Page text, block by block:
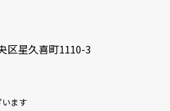
区星久喜町1110-3
ます